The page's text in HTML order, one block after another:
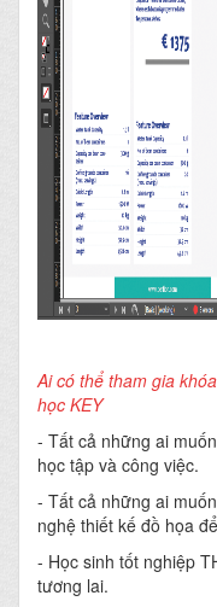
Ai có thể tham gia
học KEY
- Tất cả những ai
học tập và công việc.
- Tất cả những ai
nghệ thiết kế đồ họa
- Học sinh tốt nghiệp
tương lai.